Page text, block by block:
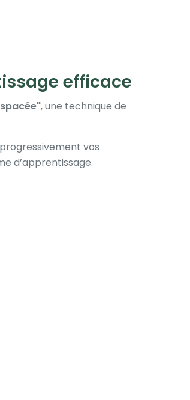
efficace
, une technique de
vos
d’apprentissage.